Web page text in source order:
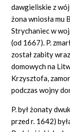
dawgieliskie z
żona wniosła
Strychaniec w
(od 1667). P.
został zabity
domowych na
Krzysztofa,
podczas wojny
P. był żonaty
przed r. 1642)